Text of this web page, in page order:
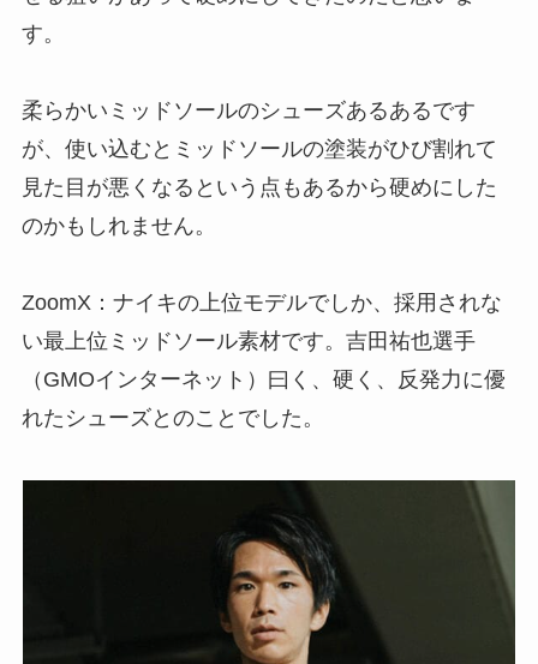
す。
柔らかいミッドソールのシューズあるあるです
が、使い込むとミッドソールの塗装がひび割れて
見た目が悪くなるという点もあるから硬めにした
のかもしれません。
ZoomX：ナイキの上位モデルでしか、採用されな
い最上位ミッドソール素材です。吉田祐也選手
（GMOインターネット）曰く、硬く、反発力に優
れたシューズとのことでした。